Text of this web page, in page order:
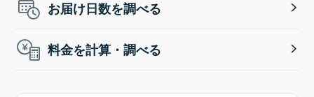
お届け日数を調べる
料金を計算・調べる